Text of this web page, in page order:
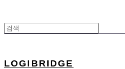
LOGIBRIDGE